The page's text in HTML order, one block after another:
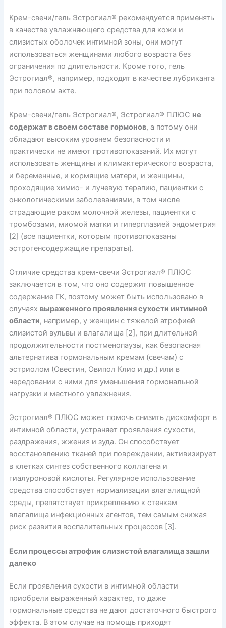
Крем-свечи/гель Эстрогиал® рекомендуется применять
в качестве увлажняющего средства для кожи и
слизистых оболочек интимной зоны, они могут
использоваться женщинами любого возраста без
ограничения по длительности. Кроме того, гель
Эстрогиал®, например, подходит в качестве лубриканта
при половом акте.
Крем-свечи/гель Эстрогиал®, Эстрогиал® ПЛЮС не
содержат в своем составе гормонов, а потому они
обладают высоким уровнем безопасности и
практически не имеют противопоказаний. Их могут
использовать женщины и климактерического возраста,
и беременные, и кормящие матери, и женщины,
проходящие химио- и лучевую терапию, пациентки с
онкологическими заболеваниями, в том числе
страдающие раком молочной железы, пациентки с
тромбозами, миомой матки и гиперплазией эндометрия
[2] (все пациентки, которым противопоказаны
эстрогенсодержащие препараты).
Отличие средства крем-свечи Эстрогиал® ПЛЮС
заключается в том, что оно содержит повышенное
содержание ГК, поэтому может быть использовано в
случаях выраженного проявления сухости интимной
области, например, у женщин с тяжелой атрофией
слизистой вульвы и влагалища [2], при длительной
продолжительности постменопаузы, как безопасная
альтернатива гормональным кремам (свечам) с
эстриолом (Овестин, Овипол Клио и др.) или в
чередовании с ними для уменьшения гормональной
нагрузки и местного увлажнения.
Эстрогиал® ПЛЮС может помочь снизить дискомфорт в
интимной области, устраняет проявления сухости,
раздражения, жжения и зуда. Он способствует
восстановлению тканей при повреждении, активизирует
в клетках синтез собственного коллагена и
гиалуроновой кислоты. Регулярное использование
средства способствует нормализации влагалищной
среды, препятствует прикреплению к стенкам
влагалища инфекционных агентов, тем самым снижая
риск развития воспалительных процессов [3].
Если процессы атрофии слизистой влагалища зашли
далеко
Если проявления сухости в интимной области
приобрели выраженный характер, то даже
гормональные средства не дают достаточного быстрого
эффекта. В этом случае на помощь приходят